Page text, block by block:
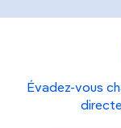
Évadez-vous